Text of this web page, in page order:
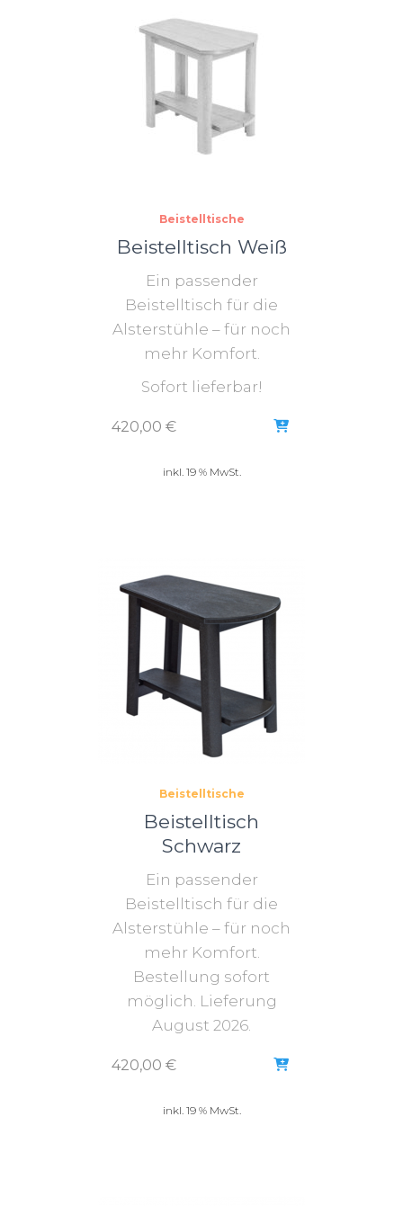
Beistelltische
Beistelltisch Weiß
Ein passender
Beistelltisch für die
Alsterstühle – für noch
mehr Komfort.
Sofort lieferbar!
420,00 €
inkl. 19 % MwSt.
Beistelltische
Beistelltisch
Schwarz
Ein passender
Beistelltisch für die
Alsterstühle – für noch
mehr Komfort.
Bestellung sofort
möglich. Lieferung
August 2026.
420,00 €
inkl. 19 % MwSt.